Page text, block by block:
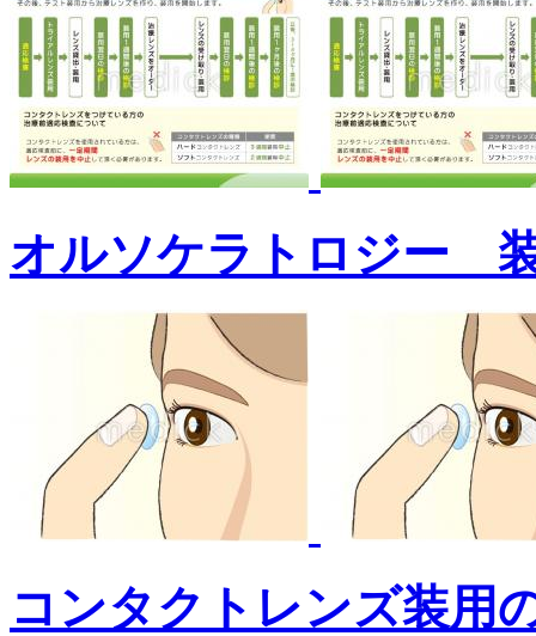
オルソケラトロジー
コンタクトレンズ装用